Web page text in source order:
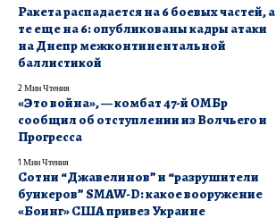
​Ракета распадается на 6 боевых частей, а
те еще на 6: опубликованы кадры атаки
на Днепр межконтинентальной
баллистикой
2 Мин Чтения
«Это война», — комбат 47-й ОМБр
сообщил об отступлении из Волчьего и
Прогресса
1 Мин Чтения
Сотни “Джавелинов” и “разрушители
бункеров” SMAW-D: какое вооружение
«Боинг» США привез Украине